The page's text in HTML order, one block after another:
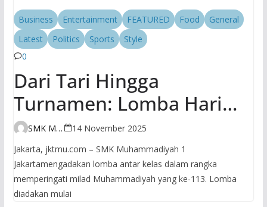
Business Entertainment FEATURED Food
General
Latest
Politics Sports
Style
0
Dari Tari Hingga
Turnamen: Lomba Hari
Kedua SMK
Muhammadiyah 1 Jakarta
Bikin Milad
Muhammadiyah Makin
SMK Muhammadiyah 1 Jakarta
14 November 2025
Jakarta, jktmu.com – SMK Muhammadiyah 1
Jakartamengadakan lomba antar kelas dalam rangka
memperingati milad Muhammadiyah yang ke-113. Lomba
diadakan mulai